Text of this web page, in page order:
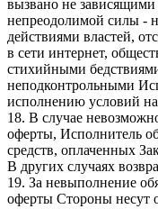
вызвано не зависящими
непреодолимой силы -
действиями властей,
в сети интернет,
стихийными
неподконтрольными
исполнению условий
18. В случае
оферты, Исполнитель
средств, оплаченных
В других случаях
19. За невыполнение
оферты Стороны несут